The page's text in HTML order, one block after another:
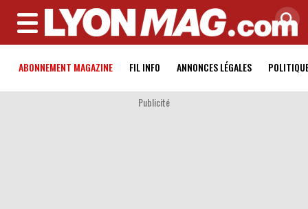
MENU
ABONNEMENT MAGAZINE FIL INFO ANNONCES LÉGALES
Publicité